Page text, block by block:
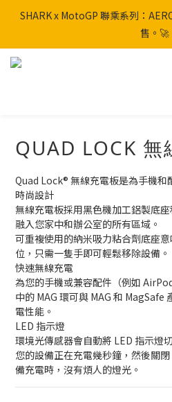
SHARK x MotoGP 聯乘系列：
售。🚀
SHARK x MotoGP 聯乘系列：
售。🚀
📦 【全新上架】NHK Helmet 到貨通
SHARK x MotoGP 聯乘系列：
售。🚀
QUAD LOCK 無
Quad Lock® 無線充電板是為手機和
時尚設計
無線充電板採用黑色機加工鋁製底
融入您家中和辦公室的所有區域。
可重複使用的納米吸力粘合劑底座
位，只需一隻手即可輕鬆移除設備。
快速無線充電
為您的手機或兼容配件（例如
中的 MAG 環可與 MAG 和 MagSafe
電性能。
LED 指示燈
環境光傳感器會自動將 LED 指示
您的設備正在充電幾秒鐘，然後關
備充電時，沒有煩人的燈光。